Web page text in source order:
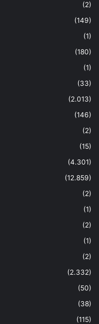
(2)
(149)
(1)
(180)
(1)
(33)
(2.013)
(146)
(2)
(15)
(4.301)
(12.859)
(2)
(1)
(2)
(1)
(2)
(2.332)
(50)
(38)
(115)